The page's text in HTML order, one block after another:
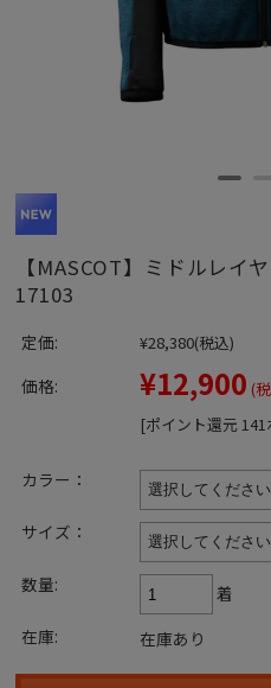
【MASCOT】ミドルレイ
17103
定価: ¥28,380(税込)
価格: ¥12,900 (
[ポイント還元
カラー：
サイズ：
数量:
着
在庫:
在庫あり